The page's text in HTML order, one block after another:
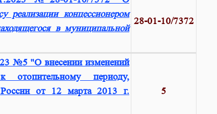
реализации концессионером
в муниципальной
28-01-10/7372
№5 "О внесении изменений
периоду,
от 12 марта 2013 г.
5